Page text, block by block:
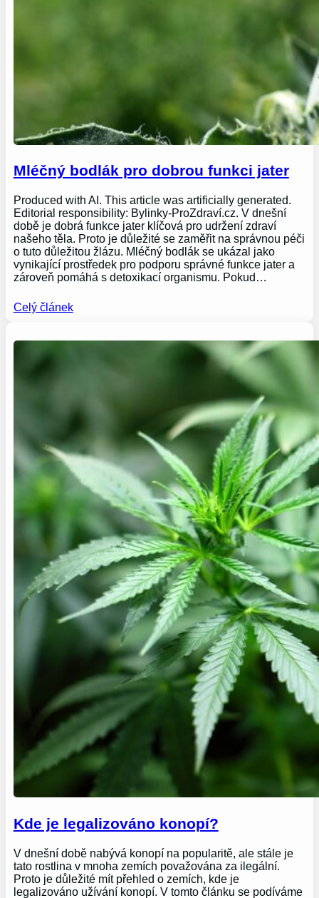
Mléčný bodlák pro dobrou funkci jater
Produced with AI. This article was artificially generated.
Editorial responsibility: Bylinky-ProZdraví.cz. V dnešní
době je dobrá funkce jater klíčová pro udržení zdraví
našeho těla. Proto je důležité se zaměřit na správnou péči
o tuto důležitou žlázu. Mléčný bodlák se ukázal jako
vynikající prostředek pro podporu správné funkce jater a
zároveň pomáhá s detoxikací organismu. Pokud…
Celý článek
Kde je legalizováno konopí?
V dnešní době nabývá konopí na popularitě, ale stále je
tato rostlina v mnoha zemích považována za ilegální.
Proto je důležité mít přehled o zemích, kde je
legalizováno užívání konopí. V tomto článku se podíváme